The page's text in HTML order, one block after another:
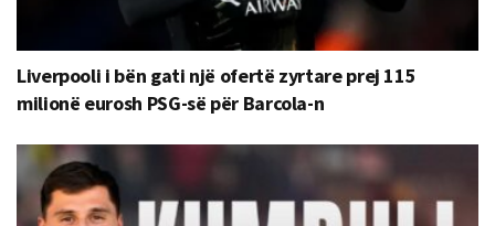
Liverpooli i bën gati një ofertë zyrtare prej 115
milionë eurosh PSG-së për Barcola-n